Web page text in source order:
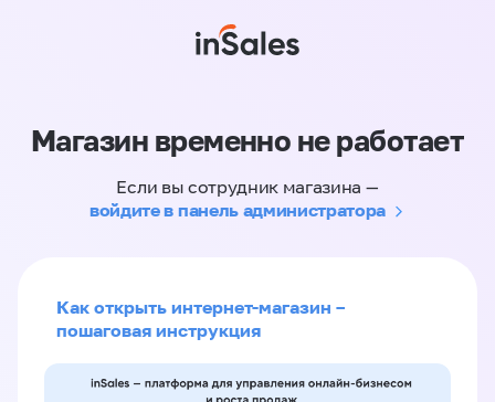
Магазин временно не работает
Если вы сотрудник магазина —
войдите в панель администратора
Как открыть интернет-магазин –
пошаговая инструкция